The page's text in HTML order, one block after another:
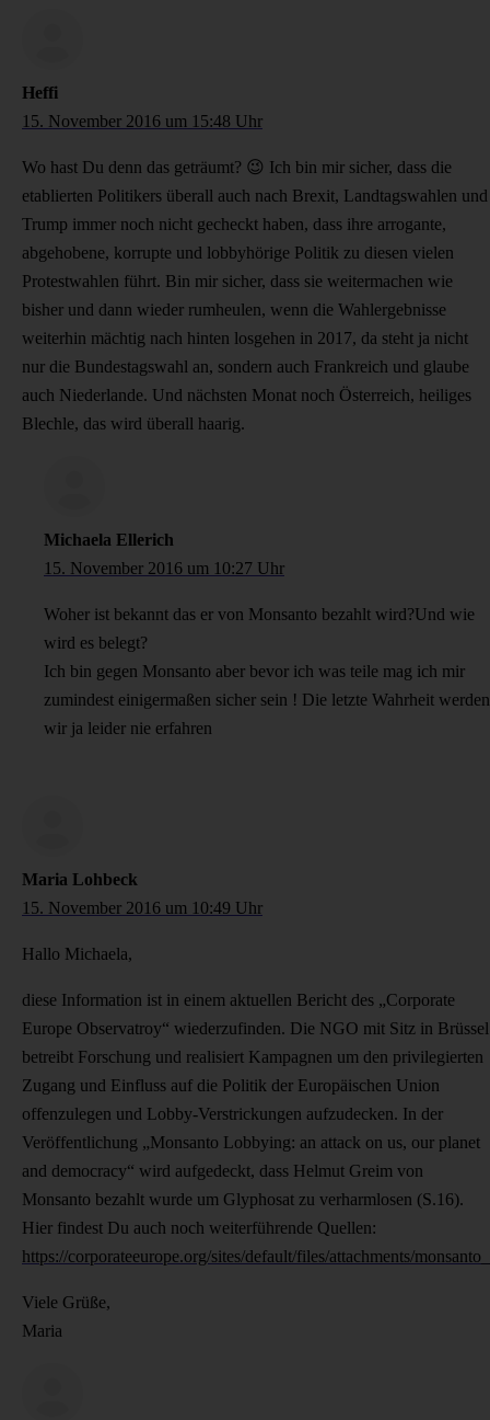
Heffi
15. November 2016 um 15:48 Uhr
Wo hast Du denn das geträumt? 😉 Ich bin mir sicher, dass die
etablierten Politikers überall auch nach Brexit, Landtagswahlen und
Trump immer noch nicht gecheckt haben, dass ihre arrogante,
abgehobene, korrupte und lobbyhörige Politik zu diesen vielen
Protestwahlen führt. Bin mir sicher, dass sie weitermachen wie
bisher und dann wieder rumheulen, wenn die Wahlergebnisse
weiterhin mächtig nach hinten losgehen in 2017, da steht ja nicht
nur die Bundestagswahl an, sondern auch Frankreich und glaube
auch Niederlande. Und nächsten Monat noch Österreich, heiliges
Blechle, das wird überall haarig.
Michaela Ellerich
15. November 2016 um 10:27 Uhr
Woher ist bekannt das er von Monsanto bezahlt wird?Und wie
wird es belegt?
Ich bin gegen Monsanto aber bevor ich was teile mag ich mir
zumindest einigermaßen sicher sein ! Die letzte Wahrheit werden
wir ja leider nie erfahren
Maria Lohbeck
15. November 2016 um 10:49 Uhr
Hallo Michaela,
diese Information ist in einem aktuellen Bericht des „Corporate
Europe Observatroy“ wiederzufinden. Die NGO mit Sitz in Brüssel
betreibt Forschung und realisiert Kampagnen um den privilegierten
Zugang und Einfluss auf die Politik der Europäischen Union
offenzulegen und Lobby-Verstrickungen aufzudecken. In der
Veröffentlichung „Monsanto Lobbying: an attack on us, our planet
and democracy“ wird aufgedeckt, dass Helmut Greim von
Monsanto bezahlt wurde um Glyphosat zu verharmlosen (S.16).
Hier findest Du auch noch weiterführende Quellen:
https://corporateeurope.org/sites/default/files/attachments/
Viele Grüße,
Maria